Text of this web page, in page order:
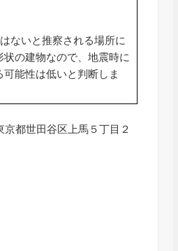
ないと推察される場所に
の建物なので、地震時に
能性は低いと判断しま
京都世田谷区上馬５丁目２